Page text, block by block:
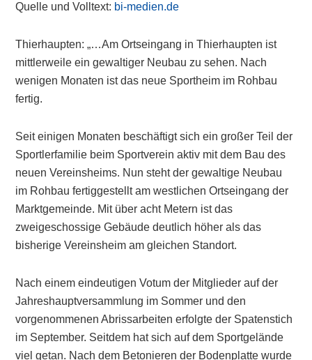
Quelle und Volltext: bi-medien.de
Thierhaupten: „…Am Ortseingang in Thierhaupten ist
mittlerweile ein gewaltiger Neubau zu sehen. Nach
wenigen Monaten ist das neue Sportheim im Rohbau
fertig.
Seit einigen Monaten beschäftigt sich ein großer Teil der
Sportlerfamilie beim Sportverein aktiv mit dem Bau des
neuen Vereinsheims. Nun steht der gewaltige Neubau
im Rohbau fertiggestellt am westlichen Ortseingang der
Marktgemeinde. Mit über acht Metern ist das
zweigeschossige Gebäude deutlich höher als das
bisherige Vereinsheim am gleichen Standort.
Nach einem eindeutigen Votum der Mitglieder auf der
Jahreshauptversammlung im Sommer und den
vorgenommenen Abrissarbeiten erfolgte der Spatenstich
im September. Seitdem hat sich auf dem Sportgelände
viel getan. Nach dem Betonieren der Bodenplatte wurde